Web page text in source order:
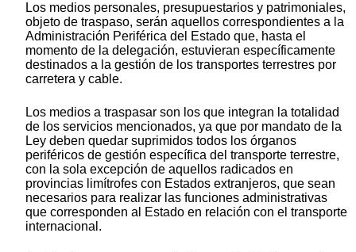
Los medios personales, presupuestarios y patrimoniales,
objeto de traspaso, serán aquellos correspondientes a la
Administración Periférica del Estado que, hasta el
momento de la delegación, estuvieran específicamente
destinados a la gestión de los transportes terrestres por
carretera y cable.
Los medios a traspasar son los que integran la totalidad
de los servicios mencionados, ya que por mandato de la
Ley deben quedar suprimidos todos los órganos
periféricos de gestión específica del transporte terrestre,
con la sola excepción de aquellos radicados en
provincias limítrofes con Estados extranjeros, que sean
necesarios para realizar las funciones administrativas
que corresponden al Estado en relación con el transporte
internacional.